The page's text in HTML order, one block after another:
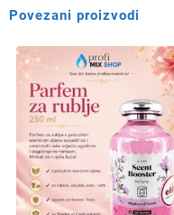
Povezani proizvodi